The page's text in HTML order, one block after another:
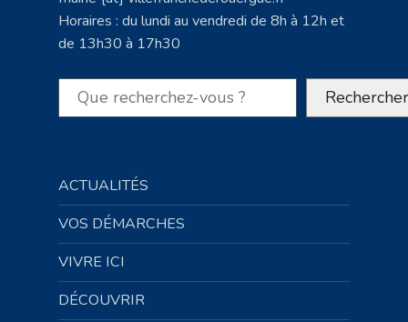
Horaires : du lundi au vendredi de 8h à 12h et
de 13h30 à 17h30
Rechercher Rechercher
ACTUALITÉS
VOS DÉMARCHES
VIVRE ICI
DÉCOUVRIR